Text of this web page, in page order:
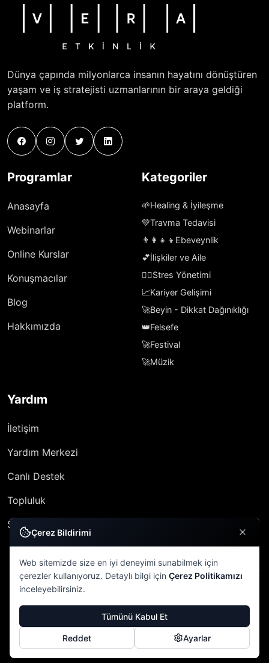
Dünya çapında milyonlarca insanın hayatını dönüştüren
yaşam ve iş stratejisti uzmanlarının bir araya geldiği
platform.
Programlar
Anasayfa
Webinarlar
Online Kurslar
Konuşmacılar
Blog
Hakkımızda
Kategoriler
🌱Healing & İyileşme
💚Travma Tedavisi
👨‍👩‍👧‍👦 Ebeveynlik
💕İlişkiler ve Aile
🧘‍♀️Stres Yönetimi
📈Kariyer Gelişimi
🚀Beyin - Dikkat Dağınıklığı
👑Felsefe
🚀Festival
🚀Müzik
Yardım
İletişim
Yardım Merkezi
Canlı Destek
Topluluk
SSS
© 2026 VERA ETKİNLİK
Gizlilik Politikası Kullanım Şartları Çerez Politikası
Çerez Bildirimi
Web sitemizde size en iyi deneyimi sunabilmek için
çerezler kullanıyoruz. Detaylı bilgi için Çerez Politikamızı
inceleyebilirsiniz.
Tümünü Kabul Et
Reddet Ayarlar